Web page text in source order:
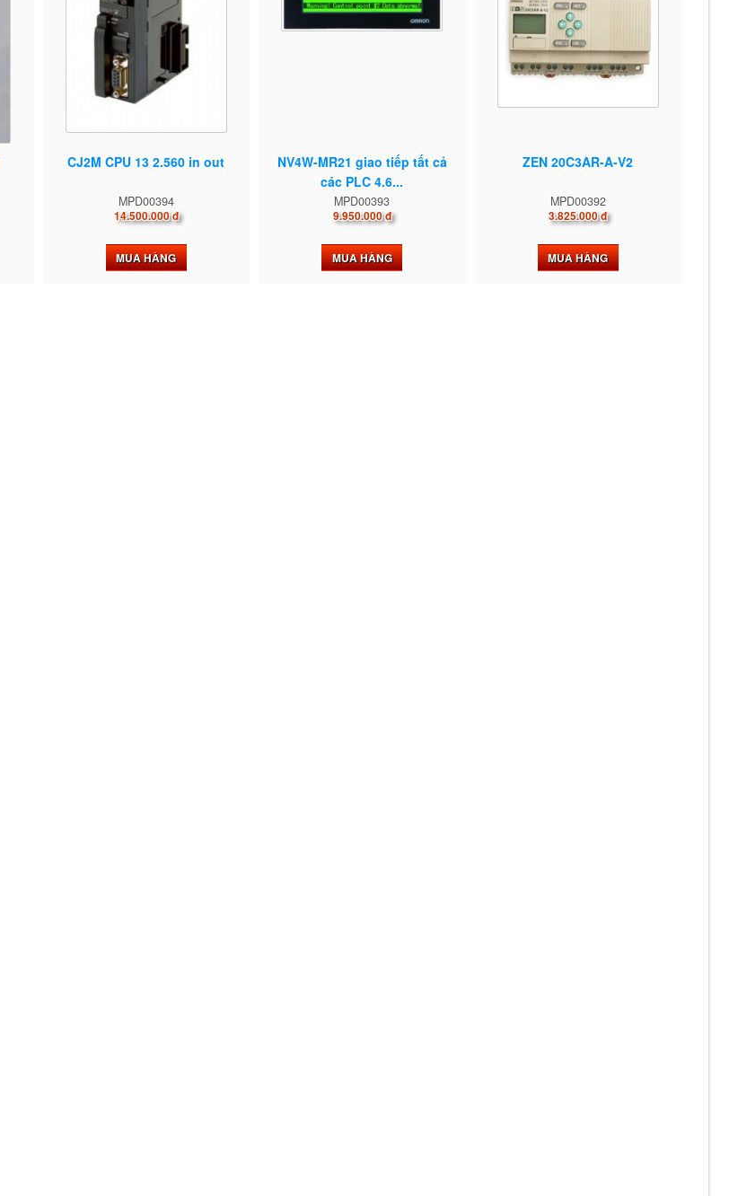
CJ2M CPU 13 2.560 in out
MPD00394
14.500.000 đ
MUA HÀNG
NV4W-MR21 giao tiếp tất cả
các PLC 4.6...
MPD00393
9.950.000 đ
MUA HÀNG
ZEN 20C3AR-A-V2
MPD00392
3.825.000 đ
MUA HÀNG